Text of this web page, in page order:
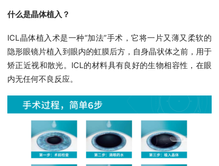
什么是晶体植入？
ICL晶体植入术是一种“加法”手术，它将一片又薄又柔软的
隐形眼镜片植入到眼内的虹膜后方，自身晶状体之前，用于
矫正近视和散光。ICL的材料具有良好的生物相容性，在眼
内无任何不良反应。